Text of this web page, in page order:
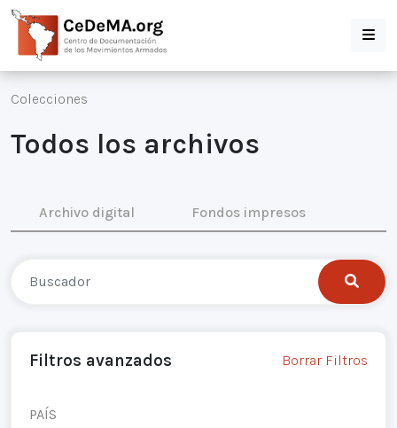
Colecciones
Todos los archivos
Archivo digital Fondos impresos
Filtros avanzados Borrar Filtros
PAÍS